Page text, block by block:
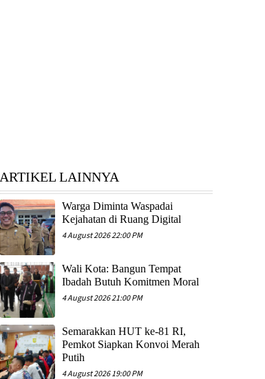
ARTIKEL LAINNYA
Warga Diminta Waspadai
Kejahatan di Ruang Digital
4 August 2026 22:00 PM
Wali Kota: Bangun Tempat
Ibadah Butuh Komitmen Moral
4 August 2026 21:00 PM
Semarakkan HUT ke-81 RI,
Pemkot Siapkan Konvoi Merah
Putih
4 August 2026 19:00 PM